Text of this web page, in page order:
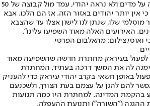
לבית שלנו. דוד שלי, שהיה על מדים ולא נראה יהודי, עמד מול קבוצה של 50
אין יותר יהודים באזור הזה. אז הם הלכו. אבא
מוסלמי שלו, שנתן לנו לישון אצלו עד שהצבא
האירועים האלה מאוד השפיעו עלינו".
ואוסי,צילום: מהאלבום הפרטי
לפעול בעיראק מחתרת חדשה שהשפיעה מאוד
לה את המשך דרכה בעתיד. המחתרת
באופן חשאי בקרב יהודי עיראק כדי להעניק
להם להגן על עצמם בעת הצורך, ולשכנעם
בהקמת המדינה. למחתרת היו כמה תנועות
ההגנה ("השורה") ותנועת ההעפלה.